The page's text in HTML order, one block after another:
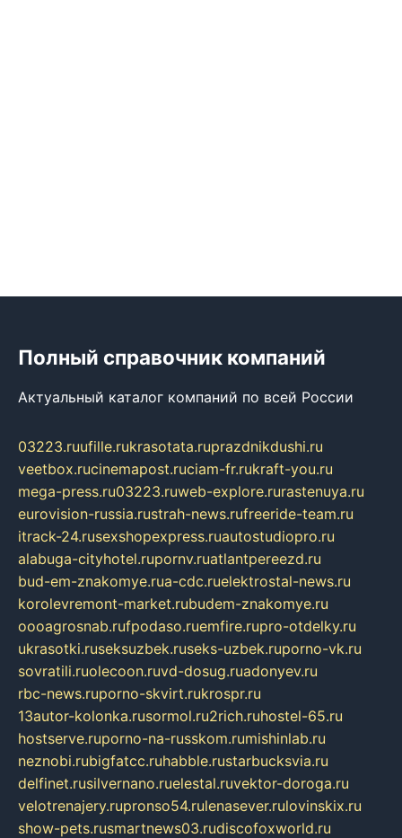
Полный справочник компаний
Актуальный каталог компаний по всей России
03223.ruufille.rukrasotata.ruprazdnikdushi.ru
veetbox.rucinemapost.ruciam-fr.rukraft-you.ru
mega-press.ru03223.ruweb-explore.rurastenuya.ru
eurovision-russia.rustrah-news.rufreeride-team.ru
itrack-24.rusexshopexpress.ruautostudiopro.ru
alabuga-cityhotel.rupornv.ruatlantpereezd.ru
bud-em-znakomye.rua-cdc.ruelektrostal-news.ru
korolevremont-market.rubudem-znakomye.ru
oooagrosnab.rufpodaso.ruemfire.rupro-otdelky.ru
ukrasotki.ruseksuzbek.ruseks-uzbek.ruporno-vk.ru
sovratili.ruolecoon.ruvd-dosug.ruadonyev.ru
rbc-news.ruporno-skvirt.rukrospr.ru
13autor-kolonka.rusormol.ru2rich.ruhostel-65.ru
hostserve.ruporno-na-russkom.rumishinlab.ru
neznobi.rubigfatcc.ruhabble.rustarbucksvia.ru
delfinet.rusilvernano.ruelestal.ruvektor-doroga.ru
velotrenajery.rupronso54.rulenasever.rulovinskix.ru
show-pets.rusmartnews03.rudiscofoxworld.ru